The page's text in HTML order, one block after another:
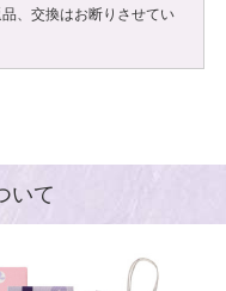
、交換はお断りさせてい
いて